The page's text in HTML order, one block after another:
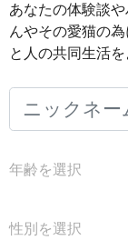
あなたの体験談
んやその愛猫の
と人の共同生活
年齢を選択
性別を選択